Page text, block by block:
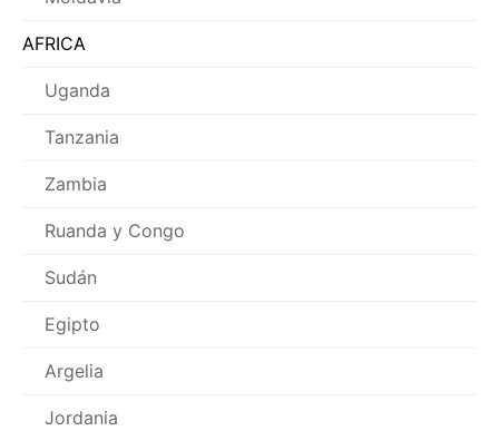
AFRICA
Uganda
Tanzania
Zambia
Ruanda y Congo
Sudán
Egipto
Argelia
Jordania